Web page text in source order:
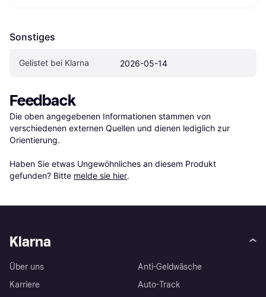
Sonstiges
Gelistet bei Klarna 2026-05-14
Feedback
Die oben angegebenen Informationen stammen von
verschiedenen externen Quellen und dienen lediglich zur
Orientierung.
Haben Sie etwas Ungewöhnliches an diesem Produkt
gefunden? Bitte melde sie hier.
Klarna
Über uns
Karriere
Anti-Geldwäsche
Auto-Track